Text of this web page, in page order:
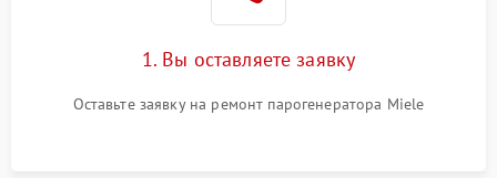
1. Вы оставляете заявку
Оставьте заявку на ремонт парогенератора Miele